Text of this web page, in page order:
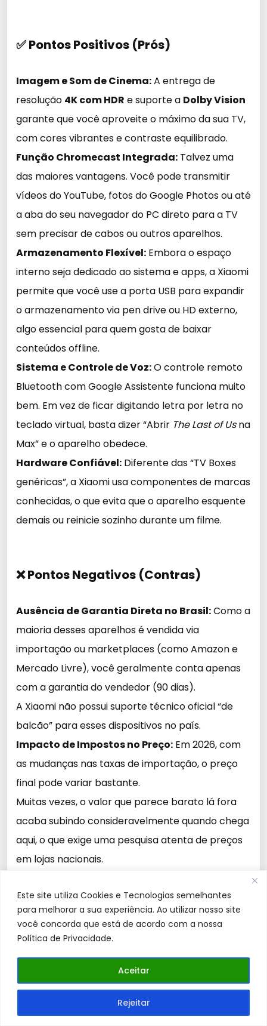
Este site utiliza Cookies e Tecnologias semelhantes
para melhorar a sua experiência. Ao utilizar nosso site
você concorda que está de acordo com a nossa
Política de Privacidade.
Rejeitar
Aceitar
✅ Pontos Positivos (Prós)
Imagem e Som de Cinema:A entrega de
resolução 4K com HDR e suporte a Dolby Vision
garante que você aproveite o máximo da sua TV,
com cores vibrantes e contraste equilibrado.
Função Chromecast Integrada: Talvez uma
das maiores vantagens. Você pode transmitir
vídeos do YouTube, fotos do Google Photos ou até
a aba do seu navegador do PC direto para a TV
sem precisar de cabos ou outros aparelhos.
Armazenamento Flexível: Embora o espaço
interno seja dedicado ao sistema e apps, a Xiaomi
permite que você use a porta USB para expandir
o armazenamento via pen drive ou HD externo,
algo essencial para quem gosta de baixar
conteúdos offline.
Sistema e Controle de Voz:O controle remoto
Bluetooth com Google Assistente funciona muito
bem. Em vez de ficar digitando letra por letra no
teclado virtual, basta dizer “Abrir The Last of Usna
Max” e o aparelho obedece.
Hardware Confiável: Diferente das “TV Boxes
genéricas”, a Xiaomi usa componentes de marcas
conhecidas, o que evita que o aparelho esquente
demais ou reinicie sozinho durante um filme.
❌ Pontos Negativos (Contras)
Ausência de Garantia Direta no Brasil:Como a
maioria desses aparelhos é vendida via
importação ou marketplaces (como Amazon e
Mercado Livre), você geralmente conta apenas
com a garantia do vendedor (90 dias).
A Xiaomi não possui suporte técnico oficial “de
balcão” para esses dispositivos no país.
Impacto de Impostos no Preço: Em 2026, com
as mudanças nas taxas de importação, o preço
final pode variar bastante.
Muitas vezes, o valor que parece barato lá fora
acaba subindo consideravelmente quando chega
aqui, o que exige uma pesquisa atenta de preços
em lojas nacionais.
usuários muito avançados, o sistema pode
parecer limitado.
Ele é focado 100% em consumo de mídia; por isso,
você não encontrará todos os apps da Play Store
de celular disponíveis (como apps de banco ou
redes sociais), apenas aqueles otimizados para a
tela da TV.